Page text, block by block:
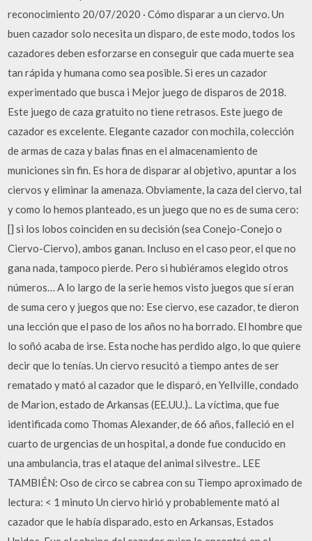
reconocimiento 20/07/2020 · Cómo disparar a un ciervo. Un
buen cazador solo necesita un disparo, de este modo, todos los
cazadores deben esforzarse en conseguir que cada muerte sea
tan rápida y humana como sea posible. Si eres un cazador
experimentado que busca i Mejor juego de disparos de 2018.
Este juego de caza gratuito no tiene retrasos. Este juego de
cazador es excelente. Elegante cazador con mochila, colección
de armas de caza y balas finas en el almacenamiento de
municiones sin fin. Es hora de disparar al objetivo, apuntar a los
ciervos y eliminar la amenaza. Obviamente, la caza del ciervo, tal
y como lo hemos planteado, es un juego que no es de suma cero:
[] si los lobos coinciden en su decisión (sea Conejo-Conejo o
Ciervo-Ciervo), ambos ganan. Incluso en el caso peor, el que no
gana nada, tampoco pierde. Pero si hubiéramos elegido otros
números… A lo largo de la serie hemos visto juegos que sí eran
de suma cero y juegos que no: Ese ciervo, ese cazador, te dieron
una lección que el paso de los años no ha borrado. El hombre que
lo soñó acaba de irse. Esta noche has perdido algo, lo que quiere
decir que lo tenías. Un ciervo resucitó a tiempo antes de ser
rematado y mató al cazador que le disparó, en Yellville, condado
de Marion, estado de Arkansas (EE.UU.).. La víctima, que fue
identificada como Thomas Alexander, de 66 años, falleció en el
cuarto de urgencias de un hospital, a donde fue conducido en
una ambulancia, tras el ataque del animal silvestre.. LEE
TAMBIÉN: Oso de circo se cabrea con su Tiempo aproximado de
lectura: < 1 minuto Un ciervo hirió y probablemente mató al
cazador que le había disparado, esto en Arkansas, Estados